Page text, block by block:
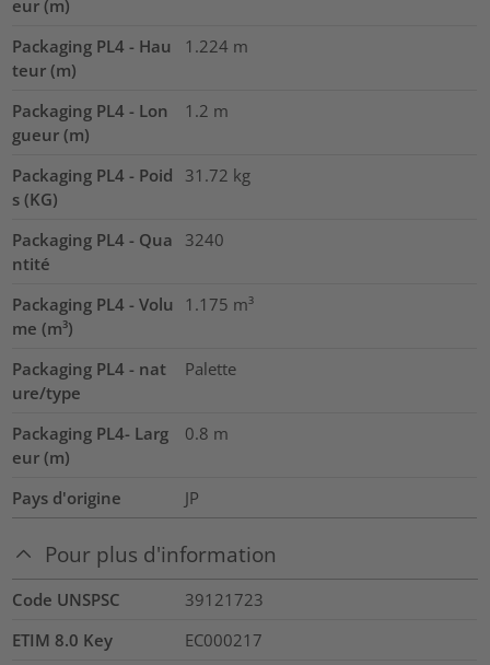
eur (m)
Packaging PL4 - Hau
teur (m)
1.224 m
Packaging PL4 - Lon
gueur (m)
1.2 m
Packaging PL4 - Poid
s (KG)
31.72 kg
Packaging PL4 - Qua
ntité
3240
Packaging PL4 - Volu
me (m³)
1.175 m³
Packaging PL4 - nat
ure/type
Palette
Packaging PL4- Larg
eur (m)
0.8 m
Pays d'origine JP
Pour plus d'information
Code UNSPSC
39121723
ETIM 8.0 Key
EC000217